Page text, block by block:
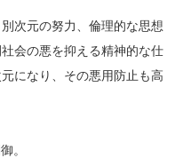
次元の努力、倫理的な思想
会の悪を抑える精神的な仕
になり、その悪用防止も高
。